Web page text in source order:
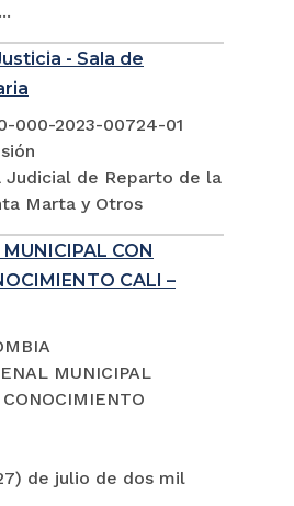
- Sala de
000-2023-00724-01
Judicial de Reparto de la
Marta y Otros
CON
CALI –
MUNICIPAL
de julio de dos mil